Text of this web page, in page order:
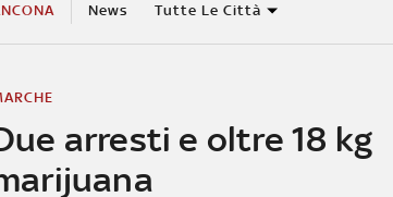
News Tutte Le Città
arresti e oltre 18 kg